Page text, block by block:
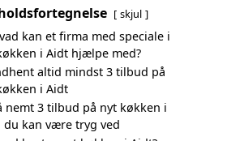
skjul
kan et firma med speciale i
i Aidt hjælpe med?
altid mindst 3 tilbud på
i Aidt
nemt 3 tilbud på nyt køkken i
du kan være tryg ved